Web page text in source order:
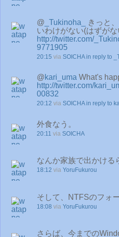
@ _Tukinoha_
きっと
いわけがない(はずが
http://twitter.com/
9771905
20:15 via SOICHA in reply to
@kari_uma What's
http://twitter.com/
00832
20:12 via SOICHA in reply to
外食なう。
20:11 via SOICHA
なんか家族で出かける
18:12 via YoruFukurou
そして、NTFSのフォ
18:08 via YoruFukurou
さらば、今までの